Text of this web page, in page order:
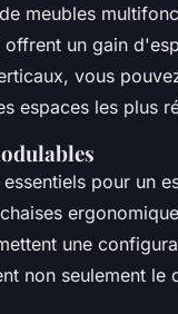
meubles
un gain
vous
espaces les plus
essentiels pour un
une
non seulement le